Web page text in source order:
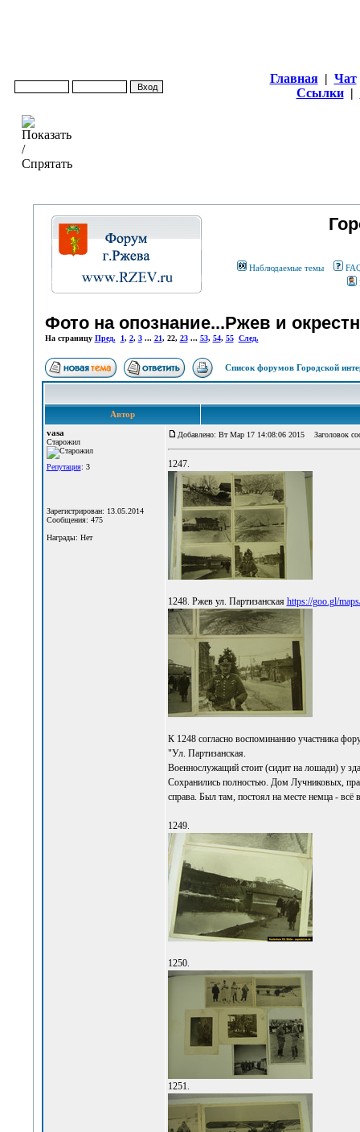
Главная | Чат
Ссылки |
Наблюдаемые темы
Фото на опознание...Ржев и
На страницу Пред. 1, 2, 3... 21, 22, 23... 53, 54, 55 След.
Список форумов Городской
Автор
vasa
Старожил
Репутация: 3
Зарегистрирован: 13.05.2014
Сообщения: 475
Награды: Нет
Добавлено: Вт Мар 17 14:08:06 2015 Заголовок
1247.
1248. Ржев ул. Партизанская https://goo.gl/
К 1248 согласно воспоминанию участника
"Ул. Партизанская.
Военнослужащий стоит (сидит на лошади) у
Сохранились полностью. Дом Лучниковых,
справа. Был там, постоял на месте немца - всё
1249.
1250.
1251.